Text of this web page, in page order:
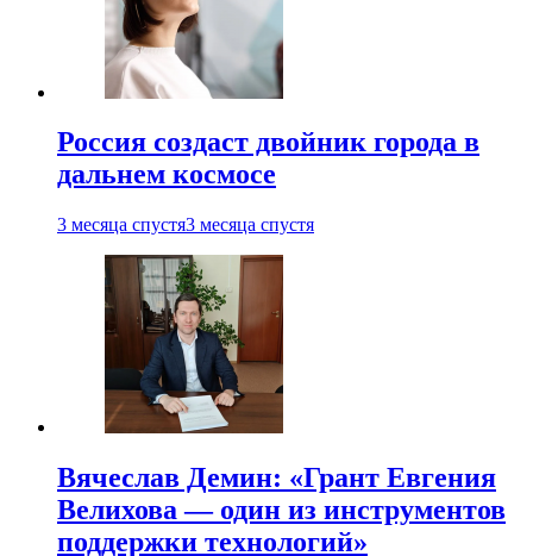
Россия создаст двойник города в
дальнем космосе
3 месяца спустя3 месяца спустя
Вячеслав Демин: «Грант Евгения
Велихова — один из инструментов
поддержки технологий»